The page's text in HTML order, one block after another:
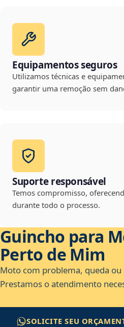
Equipamentos seguros
Utilizamos técnicas e
garantir uma remoção sem
Suporte responsável
Temos compromisso,
durante todo o processo.
Guincho para
Perto de Mim
Moto com problema, queda ou
Prestamos o atendimento
SOLICITE SEU